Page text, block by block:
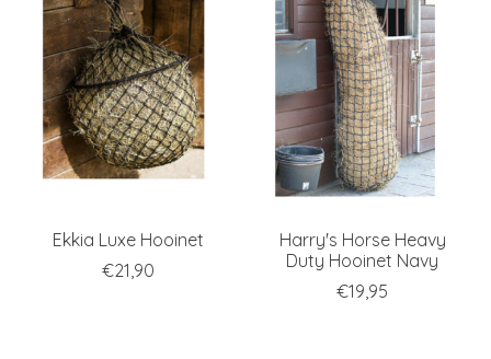
Ekkia Luxe Hooinet
€21,90
Harry's Horse Heavy
Duty Hooinet Navy
€19,95